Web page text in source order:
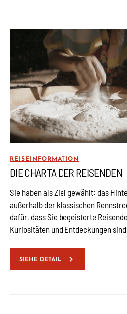
REISEINFORMATION
DIE CHARTA DER REISENDEN
Sie haben als Ziel gewählt: das
außerhalb der klassischen
dafür, dass Sie begeisterte
Kuriositäten und Entdeckungen sind.
SIEHE DETAIL